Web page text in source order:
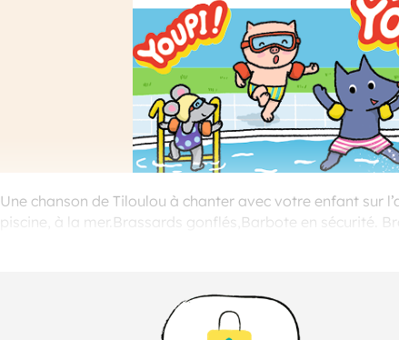
Une chanson de Tiloulou à chanter avec votre enfant sur
piscine, à la mer.Brassards gonflés,Barbote en sécurité.